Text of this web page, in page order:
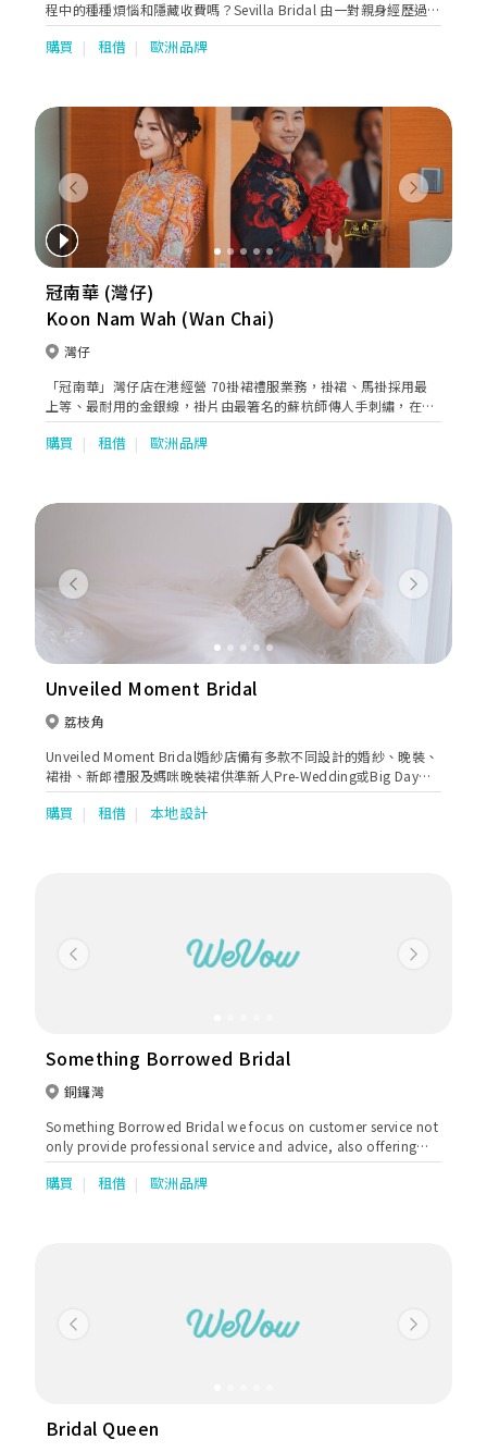
程中的種種煩惱和隱藏收費嗎？Sevilla Bridal 由一對親身經歷過新
人苦惱的夫妻創立，我們決心為您帶來一個完全不同的貼心體驗。
我們的承諾： 專業團隊，由您親選：告別攝影師和化妝師的隨機指
所有款式均劃一收費，無需額外付費。 價格透明，絕無隱憂：我們
堅持誠信經營，所有收費在預約前已清晰列明，絕無任何隱藏費
Google 上獲得 4.8 分的超高評價，是您信心的保證。 從單租一件
夢幻婚紗，到無憂的婚禮一條龍服務，Sevilla Bridal 都能為您貼心
打點。讓我們以新娘的心，為您打造一個畢生難忘的完美婚禮。
購買 租借 歐洲品牌
Previous Next
冠南華 (灣仔)
Koon Nam Wah (Wan Chai)
灣仔
「冠南華」灣仔店在港經營 70褂裙禮服業務，褂裙、馬褂採用最
上等、最耐用的金銀線，褂片由最箸名的蘇杭師傳人手刺繡，在香
港設裁剪及縫製部門，具備豐富縫製褂裙經驗，剪裁及加工全程香
港製造。 褂裙尺碼及款色齊全，數量為全港之冠。疏金褂(小五福)
久、信譽良好，深受香港人及國內外歡迎。 冠南華」業務已拓展至
婚紗、晚裝、旗袍、中西媽媽裝及男女宴會禮服。西式部更引入多
個歐美澳烏外國品牌Pronovias Group -San Patrick &Nicole，
Rosa Clara Group-Aire Barcelona，Kitty Chen, Enzonai, Chic
Nostalgia, Martin Thornburg, Sophia Tolli, Oksana Mukha…。
晚裝包括美國Andrea & Leo, Jovani, Cinderella Divine, Mon
Cheri Group &歐洲Tarik Ediz, Marfil Barcelona,…超過千多件禮
服給準新人及長輩們選擇。 另設婚紗外影、婚禮日攝錄、新娘化
粧，中西式婚禮用品、過大禮鮮貨乾貨、大妗姐服務，律師證婚…
以滿足顧客一條龍服務的需求，務求令新人的婚禮至臻完美！
購買 租借 歐洲品牌
Previous Next
Unveiled Moment Bridal
荔枝角
Unveiled Moment Bridal婚紗店備有多款不同設計的婚紗、晚裝、
裙褂、新郎禮服及媽咪晚裝裙供準新人Pre-Wedding或Big Day租
借。專業設計師可更為新娘度身訂造獨一無二的婚紗及晚裝。
購買 租借 本地設計
Previous Next
Something Borrowed Bridal
銅鑼灣
Something Borrowed Bridal we focus on customer service not
only provide professional service and advice, also offering
high quality material bridal gown. We provide custom made
and rental service to our B2B which including Wedding Gown,
購買 租借 歐洲品牌
Previous Next
Bridal Queen